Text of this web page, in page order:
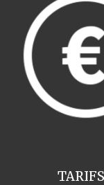
TARIFS